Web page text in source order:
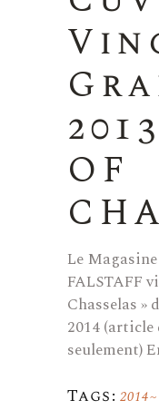
OF
Le
FALSTAFF
Chasselas »
2014
seulement)
Tags: 2014